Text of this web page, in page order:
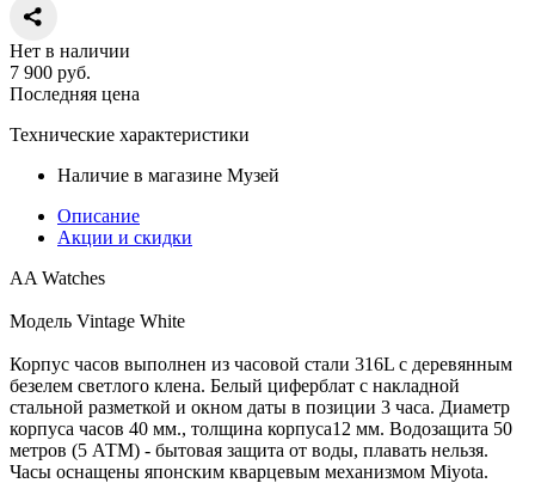
Нет в наличии
7 900 руб.
Последняя цена
Технические характеристики
Наличие в магазине Музей
Описание
Акции и скидки
AA Watches
Модель Vintage White
Корпус часов выполнен из часовой стали 316L с деревянным
безелем светлого клена. Белый циферблат с накладной
стальной разметкой и окном даты в позиции 3 часа. Диаметр
корпуса часов 40 мм., толщина корпуса12 мм. Водозащита 50
метров (5 АТМ) - бытовая защита от воды, плавать нельзя.
Часы оснащены японским кварцевым механизмом Miyota.